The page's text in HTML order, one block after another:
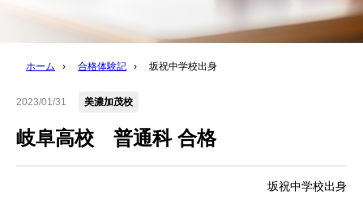
ホーム › 合格体験記 › 坂祝中学校出身
2023/01/31 美濃加茂校
岐阜高校 普通科 合格
坂祝中学校出身